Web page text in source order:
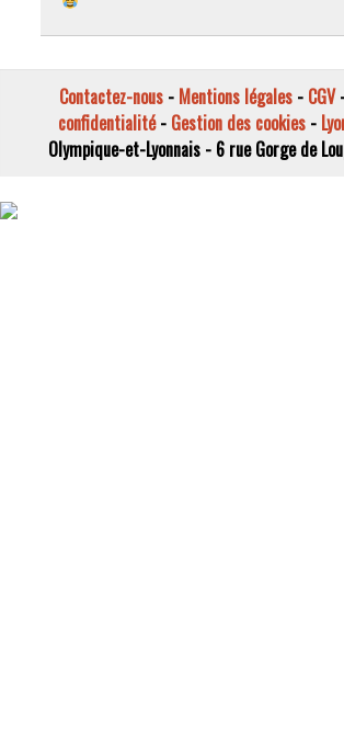
Contactez-nous - Mentions légales - CGV
confidentialité- Gestion des cookies-
Olympique-et-Lyonnais - 6 rue Gorge de